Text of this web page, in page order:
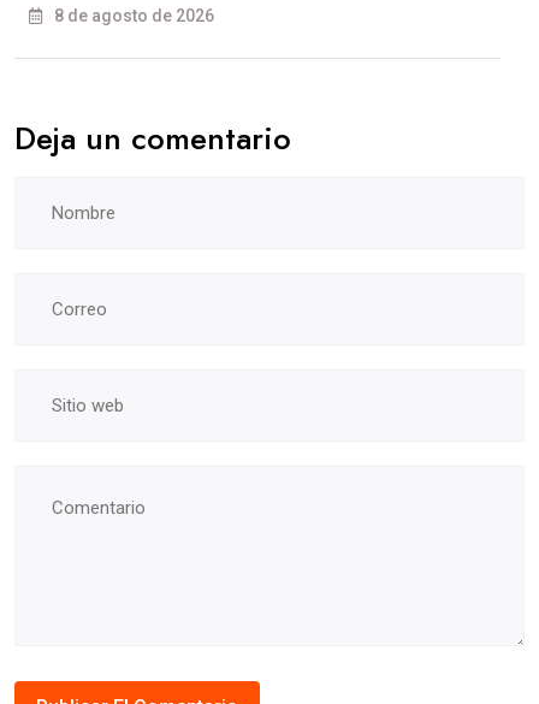
8 de agosto de 2026
Deja un comentario